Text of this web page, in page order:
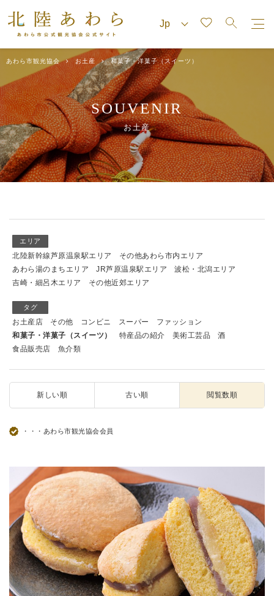
あわら市観光協会 お土産 和菓子・洋菓子（スイーツ）
SOUVENIR
お土産
エリア
北陸新幹線芦原温泉駅エリア
その他あわら市内エリア
あわら湯のまちエリア
JR芦原温泉駅エリア
波松・北潟エリア
吉崎・細呂木エリア
その他近郊エリア
タグ
お土産店 その他 コンビニ スーパー
ファッション
和菓子・洋菓子（スイーツ）
特産品の紹介 美術工芸品
酒
食品販売店
魚介類
新しい順 古い順 閲覧数順
・・・あわら市観光協会会員